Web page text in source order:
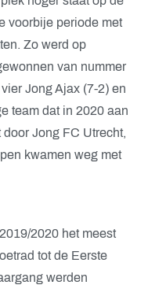
voorbije periode met
Zo werd op
van nummer
Jong Ajax (7-2) en
team dat in 2020 aan
Jong FC Utrecht,
kwamen weg met
2020 het meest
tot de Eerste
werden